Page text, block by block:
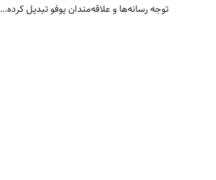
توجه رسانه‌ها و علاقه‌مندان یوفو تبدیل کرده...